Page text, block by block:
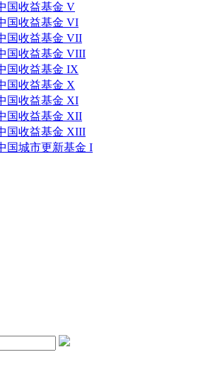
国收益基金 V
国收益基金 VI
国收益基金 VII
国收益基金 VIII
国收益基金 IX
国收益基金 X
国收益基金 XI
国收益基金 XII
国收益基金 XIII
国城市更新基金 I